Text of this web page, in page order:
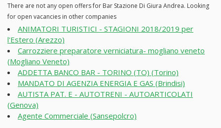
There are not any open offers for Bar Stazione Di Giura Andrea. Looking
for open vacancies in other companies
ANIMATORI TURISTICI - STAGIONI 2018/2019 per
l'Estero (Arezzo)
Carrozziere preparatore verniciatura- mogliano veneto
(Mogliano Veneto)
ADDETTA BANCO BAR - TORINO (TO) (Torino)
MANDATO DI AGENZIA ENERGIA E GAS (Brindisi)
AUTISTA PAT. E - AUTOTRENI - AUTOARTICOLATI
(Genova)
Agente Commerciale (Sansepolcro)